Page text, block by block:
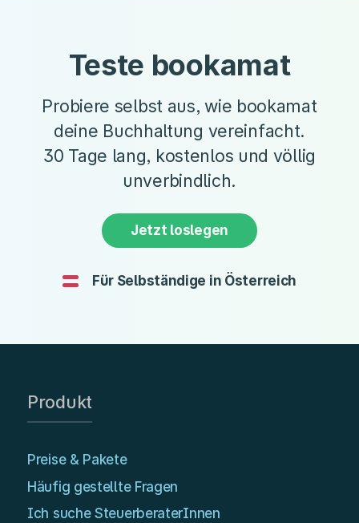
Teste bookamat
Probiere selbst aus, wie bookamat
deine Buchhaltung vereinfacht.
30 Tage lang, kostenlos und völlig
unverbindlich.
Jetzt loslegen
Für Selbständige in Österreich
Produkt
Preise & Pakete
Häufig gestellte Fragen
Ich suche SteuerberaterInnen